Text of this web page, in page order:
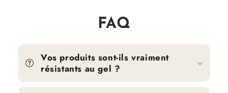
FAQ
Vos produits sont-ils vraiment
résistants au gel ?